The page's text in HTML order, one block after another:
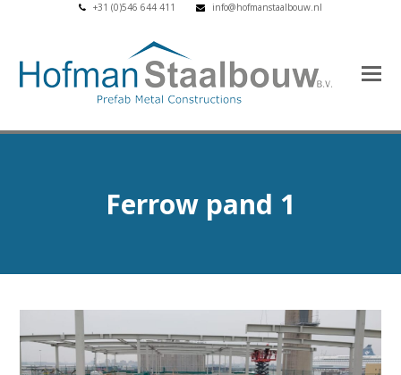
+31 (0)546 644 411 info@hofmanstaalbouw.nl
Ferrow pand 1